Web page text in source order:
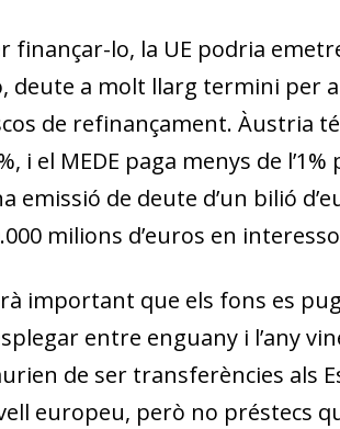
(opens in a new window)
(opens in a new window)
(opens in a new
in a new window)
finançar-lo, la UE podria
deute a molt llarg termini per
de refinançament. Àustria
i el MEDE paga menys de
emissió de deute d’un bilió
milions d’euros en
important que els fons es
entre enguany i l’any
de ser transferències als
europeu, però no préstecs